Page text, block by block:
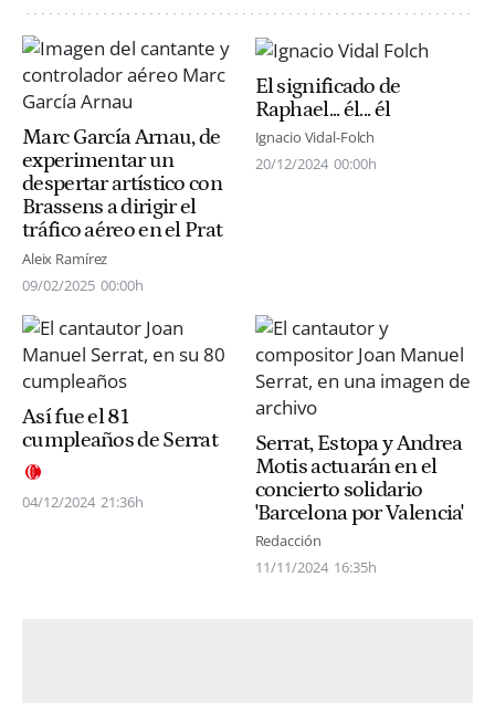
Marc García Arnau, de
experimentar un
despertar artístico con
Brassens a dirigir el
tráfico aéreo en el Prat
Aleix Ramírez
09/02/2025 00:00h
El significado de
Raphael... él... él
Ignacio Vidal-Folch
20/12/2024 00:00h
Así fue el 81
cumpleaños de Serrat
04/12/2024 21:36h
Serrat, Estopa y Andrea
Motis actuarán en el
concierto solidario
'Barcelona por Valencia'
Redacción
11/11/2024 16:35h